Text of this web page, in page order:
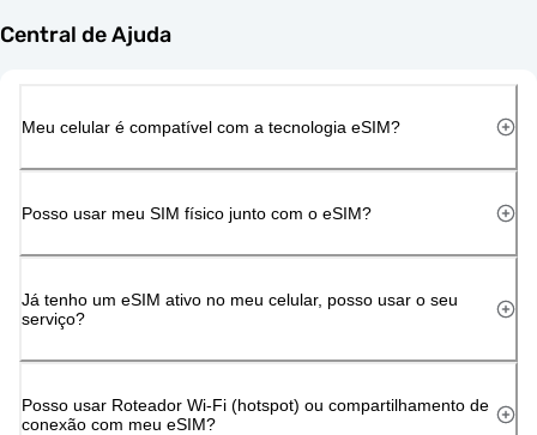
Central de Ajuda
Meu celular é compatível com a tecnologia eSIM?
Posso usar meu SIM físico junto com o eSIM?
Já tenho um eSIM ativo no meu celular, posso usar o seu
serviço?
Posso usar Roteador Wi-Fi (hotspot) ou compartilhamento de
conexão com meu eSIM?